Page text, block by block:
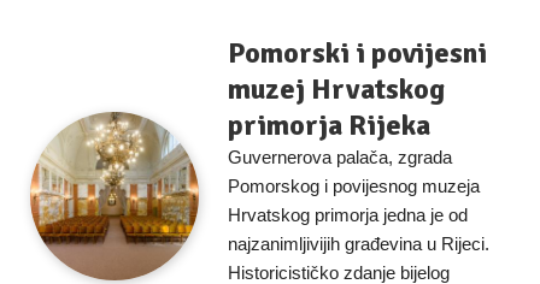
Pomorski i povijesni
muzej Hrvatskog
primorja Rijeka
Guvernerova palača, zgrada
Pomorskog i povijesnog muzeja
Hrvatskog primorja jedna je od
najzanimljivijih građevina u Rijeci.
Historicističko zdanje bijelog